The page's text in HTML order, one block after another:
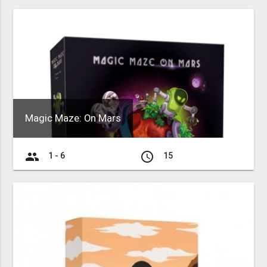
Magic Maze: On Mars
group 1 - 6 access_time 15